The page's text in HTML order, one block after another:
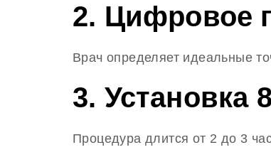
2. Цифровое
Врач определяет идеальные
3. Установка
Процедура длится от 2 до 3